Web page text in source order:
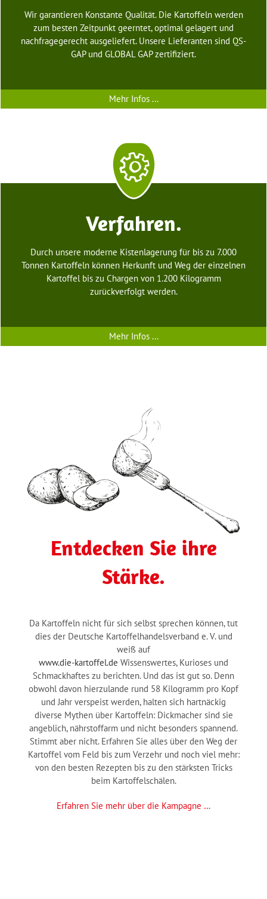
Wir garantieren Konstante Qualität. Die Kartoffeln werden
zum besten Zeitpunkt geerntet, optimal gelagert und
nachfragegerecht ausgeliefert. Unsere Lieferanten sind QS-
GAP und GLOBAL GAP zertifiziert.
Mehr Infos ...
Verfahren.
Durch unsere moderne Kistenlagerung für bis zu 7.000
Tonnen Kartoffeln können Herkunft und Weg der einzelnen
Kartoffel bis zu Chargen von 1.200 Kilogramm
zurückverfolgt werden.
Mehr Infos ...
Entdecken Sie ihre
Stärke.
Da Kartoffeln nicht für sich selbst sprechen können, tut
dies der Deutsche Kartoffelhandelsverband e. V. und
weiß auf
www.die-kartoffel.de Wissenswertes, Kurioses und
Schmackhaftes zu berichten. Und das ist gut so. Denn
obwohl davon hierzulande rund 58 Kilogramm pro Kopf
und Jahr verspeist werden, halten sich hartnäckig
diverse Mythen über Kartoffeln: Dickmacher sind sie
angeblich, nährstoffarm und nicht besonders spannend.
Stimmt aber nicht. Erfahren Sie alles über den Weg der
Kartoffel vom Feld bis zum Verzehr und noch viel mehr:
von den besten Rezepten bis zu den stärksten Tricks
beim Kartoffelschälen.
Erfahren Sie mehr über die Kampagne …